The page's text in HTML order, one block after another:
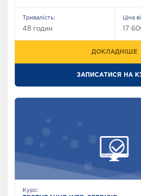
Тривалість:
48 годин
Ціна
17
ДОКЛАДНІШЕ
ЗАПИСАТИСЯ НА
Курс: